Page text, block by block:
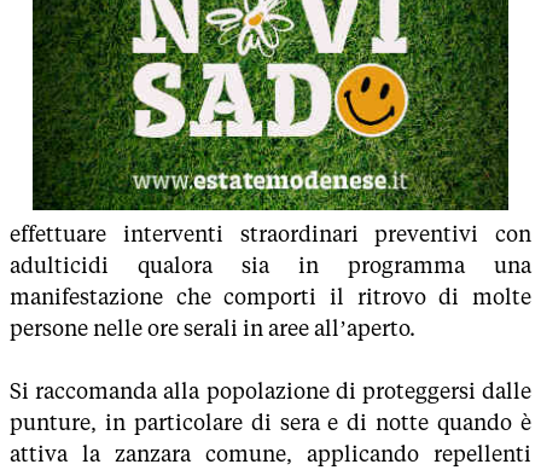
effettuare interventi straordinari preventivi con
adulticidi qualora sia in programma una
manifestazione che comporti il ritrovo di molte
persone nelle ore serali in aree all’aperto.
Si raccomanda alla popolazione di proteggersi dalle
punture, in particolare di sera e di notte quando è
attiva la zanzara comune, applicando repellenti